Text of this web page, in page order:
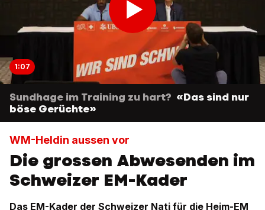
1:07
Sundhage im Training zu hart? «Das sind nur
böse Gerüchte»
WM-Heldin aussen vor
Die grossen Abwesenden im
Schweizer EM-Kader
Das EM-Kader der Schweizer Nati für die Heim-EM